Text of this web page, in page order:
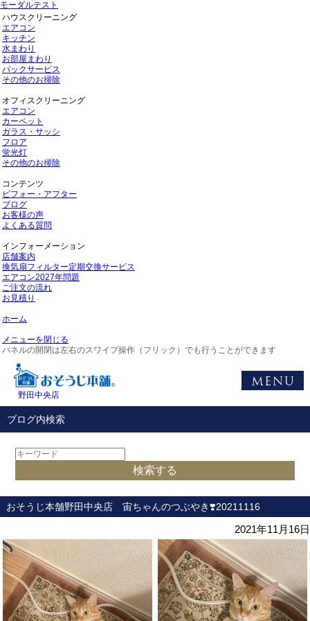
モーダルテスト
ハウスクリーニング
エアコン
キッチン
水まわり
お部屋まわり
パックサービス
その他のお掃除
オフィスクリーニング
エアコン
カーペット
ガラス・サッシ
フロア
蛍光灯
その他のお掃除
コンテンツ
ビフォー・アフター
ブログ
お客様の声
よくある質問
インフォーメーション
店舗案内
換気扇フィルター定期交換サービス
エアコン2027年問題
ご注文の流れ
お見積り
ホーム
メニューを閉じる
パネルの開閉は左右のスワイプ操作（フリック）でも行うことができます
野田中央店
ブログ内検索
おそうじ本舗野田中央店 宙ちゃんのつぶやき❣️20211116
2021年11月16日